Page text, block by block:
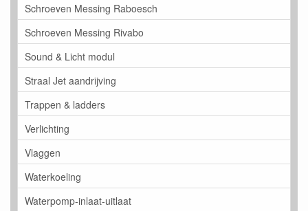
Schroeven Messing Raboesch
Schroeven Messing Rivabo
Sound & Licht modul
Straal Jet aandrijving
Trappen & ladders
Verlichting
Vlaggen
Waterkoeling
Waterpomp-inlaat-uitlaat